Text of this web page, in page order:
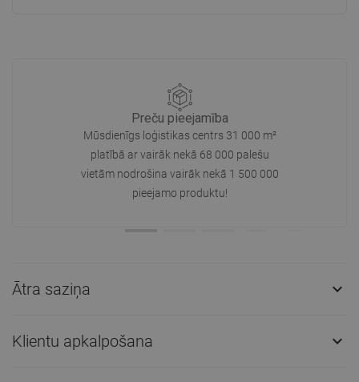
Preču pieejamība
Mūsdienīgs loģistikas centrs 31 000 m²
platībā ar vairāk nekā 68 000 palešu
vietām nodrošina vairāk nekā 1 500 000
pieejamo produktu!
Ātra saziņa 
Klientu apkalpošana 